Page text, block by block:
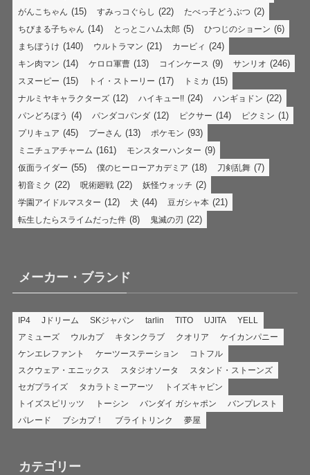
がんこちゃん (15) すみっコぐらし (22) たべっ子どうぶつ (2)
ちびまる子ちゃん (14) とっとこハム太郎 (5) ひつじのショーン (6)
まちぼうけ (140) ウルトラマン (21) カービィ (24)
キン肉マン (14) ケロロ軍曹 (13) コインケース (9) サンリオ (246)
スヌーピー (15) トイ・ストーリー (17) トミカ (15)
ナルミヤキャラクターズ (12) ハイキュー!! (24) ハンギョドン (22)
パンどろぼう (4) パンダコパンダ (12) ピクサー (14) ピクミン (1)
プリキュア (45) プーさん (13) ポケモン (93)
ミニチュアチャーム (161) モンスターハンター (9)
仮面ライダー (55) 僕のヒーローアカデミア (18) 刀剣乱舞 (7)
初音ミク (22) 呪術廻戦 (22) 妖怪ウォッチ (2)
学園アイドルマスター (12) 犬 (44) 豆ガシャ本 (21)
転生したらスライムだった件 (8) 鬼滅の刃 (22)
メーカー・ブランド
IP4 Jドリーム SKジャパン tarlin TITO UJITA
YELL
アミューズ
ウルカプ キタンクラブ クオリア
ケイカンパニー
ケンエレファント
ケーツーステーション
コトフル
スクウェア・エニックス
スタジオソータ
スタンド・ストーンズ
セガプライズ
タカラトミーアーツ
トイズキャビン
トイズスピリッツ
トーシン バンダイ ガシャポン
バンプレスト
パレード
ブシカプ！ ブライトリンク 夢屋
カテゴリー